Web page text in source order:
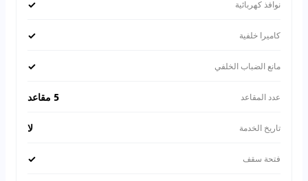
نوافذ كهربائية ✓
كاميرا خلفية ✓
مانع الضباب الخلفي ✓
عدد المقاعد 5 مقاعد
تاريخ الخدمة لا
فتحة سقف ✓